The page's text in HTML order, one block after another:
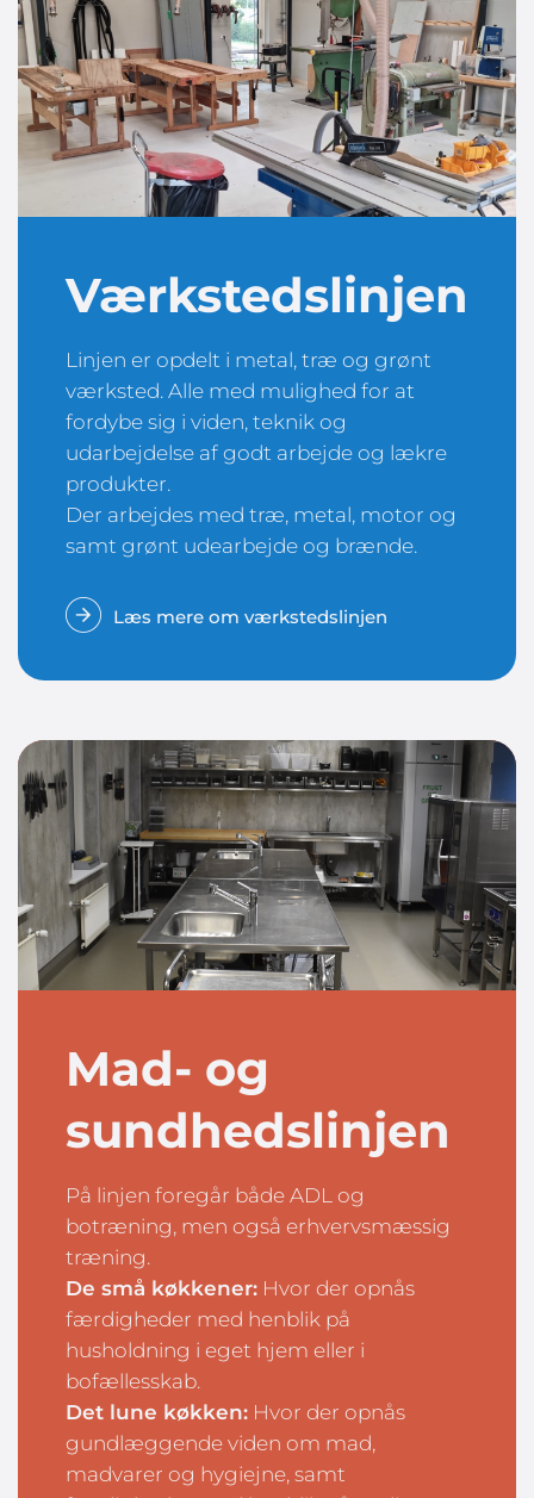
Værkstedslinjen
Linjen er opdelt i metal, træ og grønt
værksted. Alle med mulighed for at
fordybe sig i viden, teknik og
udarbejdelse af godt arbejde og lækre
produkter.
Der arbejdes med træ, metal, motor og
samt grønt udearbejde og brænde.
Læs mere om værkstedslinjen
Mad- og
sundhedslinjen
På linjen foregår både ADL og
botræning, men også erhvervsmæssig
træning.
De små køkkener: Hvor der opnås
færdigheder med henblik på
husholdning i eget hjem eller i
bofællesskab.
Det lune køkken: Hvor der opnås
gundlæggende viden om mad,
madvarer og hygiejne, samt